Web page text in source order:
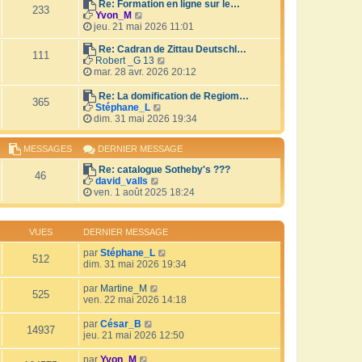
i
r
m
e
s
s
a
g
e
r
e
d
e
r
n
i
e
m
e
s
s
a
g
e
233
Re: Formation en ligne sur le…
Yvon_M
o
i
r
l
e
d
e
r
n
i
e
r
m
e
s
s
a
g
e
jeu. 21 mai 2026 11:01
111
Re: Cadran de Zittau Deutschl…
Robert _G 13
o
i
r
e
d
e
r
n
i
r
m
e
s
s
g
e
mar. 28 avr. 2026 20:12
365
Re: La domification de Regiom…
Stéphane_L
o
i
r
l
e
d
e
r
n
i
e
r
m
e
s
a
g
dim. 31 mai 2026 19:34
MESSAGES DERNIER MESSAGE
46
Re: catalogue Sotheby's ???
david_valls
o
i
e
d
e
r
e
r
e
s
ven. 1 août 2025 18:24
VUES DERNIER MESSAGE
512 par Stéphane_L
dim. 31 mai 2026 19:34
525 par Martine_M
ven. 22 mai 2026 14:18
14937 par César_B
jeu. 21 mai 2026 12:50